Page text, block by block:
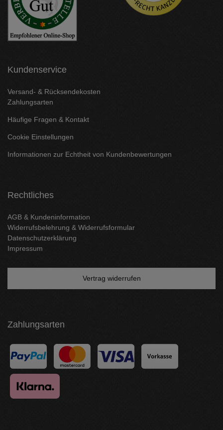
Kundenservice
Versand- & Rücksendekosten
Zahlungsarten
Häufige Fragen & Kontakt
Cookie Einstellungen
Informationen zur Echtheit von Kundenbewertungen
Rechtliches
AGB & Kundeninformation
Widerrufsbelehrung & Widerrufsformular
Datenschutzerklärung
Impressum
Vertrag widerrufen
Zahlungsarten